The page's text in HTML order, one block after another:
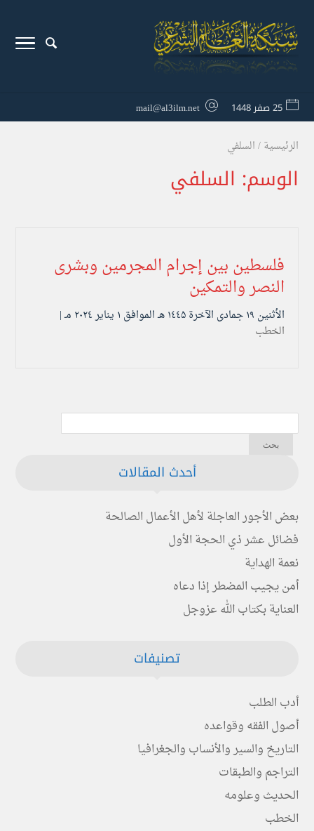
25 صفر 1448 mail@al3ilm.net
الرئيسية/السلفي
الوسم: السلفي
فلسطين بين إجرام المجرمين وبشرى
النصر والتمكين
الأثنين ۱۹ جمادى الآخرة ۱٤٤۵ هـ الموافق ۱ يناير ۲۰۲٤ مـ |
الخطب
أحدث المقالات
بعض الأجور العاجلة لأهل الأعمال الصالحة
فضائل عشر ذي الحجة الأول
نعمة الهداية
أمن يجيب المضطر إذا دعاه
العناية بكتاب الله عزوجل
تصنيفات
أدب الطلب
أصول الفقه وقواعده
التاريخ والسير والأنساب والجغرافيا
التراجم والطبقات
الحديث وعلومه
الخطب